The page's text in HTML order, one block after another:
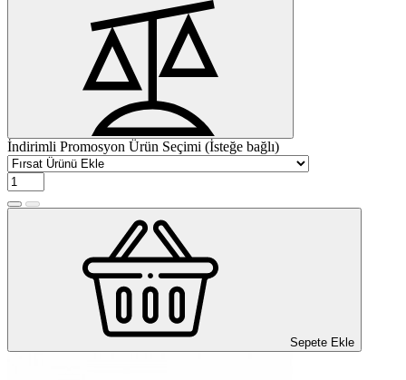
İndirimli Promosyon Ürün Seçimi (İsteğe bağlı)
Sepete Ekle